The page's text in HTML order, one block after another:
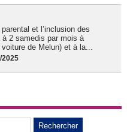
et l’inclusion des
2 samedis par mois à
de Melun) et à la...
2025